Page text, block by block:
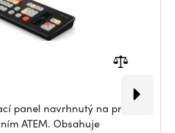
panel navrhnutý na prácu
ATEM. Obsahuje